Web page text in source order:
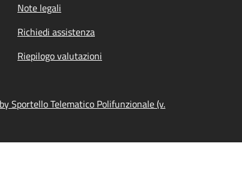
Note legali
Richiedi assistenza
Riepilogo valutazioni
Sportello Telematico Polifunzionale (v.